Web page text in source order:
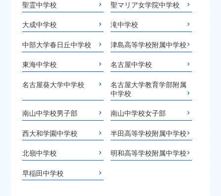
聖霊中学校 聖マリア女学院中学校
大成中学校 滝中学校
中部大学春日丘中学校 津島高等学校附属中学校
東海中学校 名古屋中学校
名古屋葵大学中学校
名古屋大学教育学部附属
中学校
南山中学校男子部 南山中学校女子部
西大和学園中学校 半田高等学校附属中学校
北嶺中学校 明和高等学校附属中学校
早稲田中学校